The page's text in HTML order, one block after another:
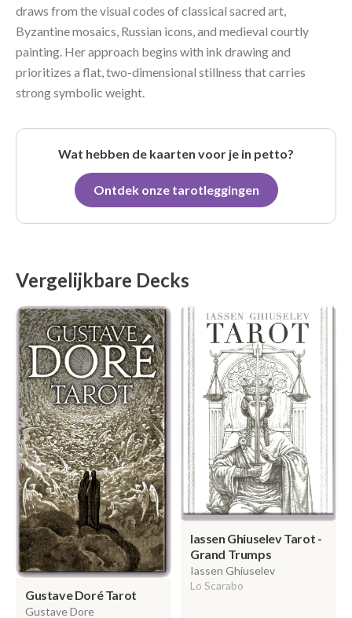
draws from the visual codes of classical sacred art,
Byzantine mosaics, Russian icons, and medieval courtly
painting. Her approach begins with ink drawing and
prioritizes a flat, two-dimensional stillness that carries
strong symbolic weight.
Wat hebben de kaarten voor je in petto?
Ontdek onze tarotleggingen
Vergelijkbare Decks
Gustave Doré Tarot
Gustave Dore
Iassen Ghiuselev Tarot -
Grand Trumps
Iassen Ghiuselev
Lo Scarabo